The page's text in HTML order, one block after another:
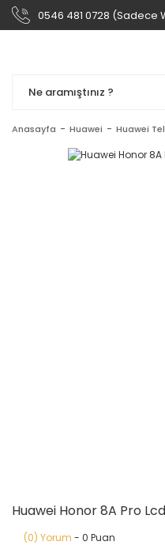
0546 481 0728 (Sadece
Anasayfa Huawei Huawei
Huawei Honor 8A Pro
(0) Yorum - 0 Puan